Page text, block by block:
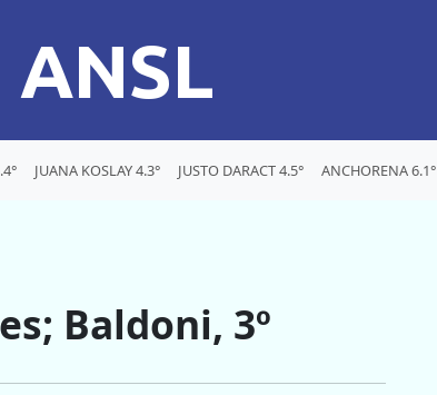
ANSL
JUANA KOSLAY 4.3° JUSTO DARACT 4.5° ANCHORENA 6.1°
Baldoni, 3º